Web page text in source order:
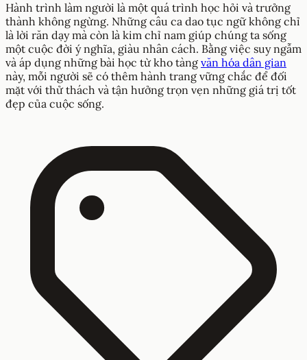
Hành trình làm người là một quá trình học hỏi và trưởng
thành không ngừng. Những câu ca dao tục ngữ không chỉ
là lời răn dạy mà còn là kim chỉ nam giúp chúng ta sống
một cuộc đời ý nghĩa, giàu nhân cách. Bằng việc suy ngẫm
và áp dụng những bài học từ kho tàng văn hóa dân gian
này, mỗi người sẽ có thêm hành trang vững chắc để đối
mặt với thử thách và tận hưởng trọn vẹn những giá trị tốt
đẹp của cuộc sống.